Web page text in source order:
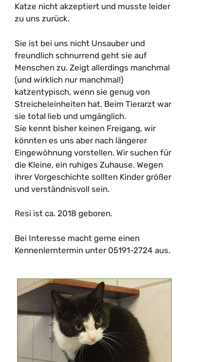
Katze nicht akzeptiert und musste leider
zu uns zurück.
Sie ist bei uns nicht Unsauber und
freundlich schnurrend geht sie auf
Menschen zu. Zeigt allerdings manchmal
(und wirklich nur manchmal!)
katzentypisch, wenn sie genug von
Streicheleinheiten hat. Beim Tierarzt war
sie total lieb und umgänglich.
Sie kennt bisher keinen Freigang, wir
könnten es uns aber nach längerer
Eingewöhnung vorstellen. Wir suchen für
die Kleine, ein ruhiges Zuhause. Wegen
ihrer Vorgeschichte sollten Kinder größer
und verständnisvoll sein.
Resi ist ca. 2018 geboren.
Bei Interesse macht gerne einen
Kennenlerntermin unter 05191-2724 aus.